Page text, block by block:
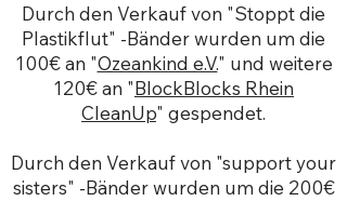
Durch den Verkauf von "Stoppt die
Plastikflut" -Bänder wurden um die
100€ an "Ozeankind e.V." und weitere
120€ an "BlockBlocks Rhein
CleanUp" gespendet.
Durch den Verkauf von "support your
sisters" -Bänder wurden um die 200€